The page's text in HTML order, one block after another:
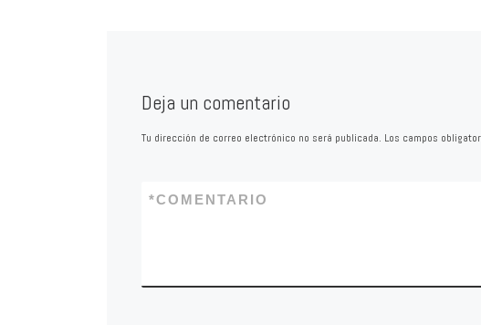
Deja un comentario
Tu dirección de correo electrónico no será publicada. Los campos
COMENTARIO
*